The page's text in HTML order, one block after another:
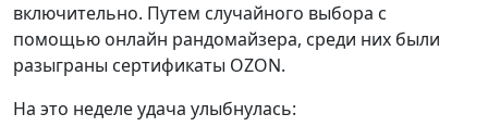
включительно. Путем случайного выбора с
помощью онлайн рандомайзера, среди них были
разыграны сертификаты OZON.
На это неделе удача улыбнулась: